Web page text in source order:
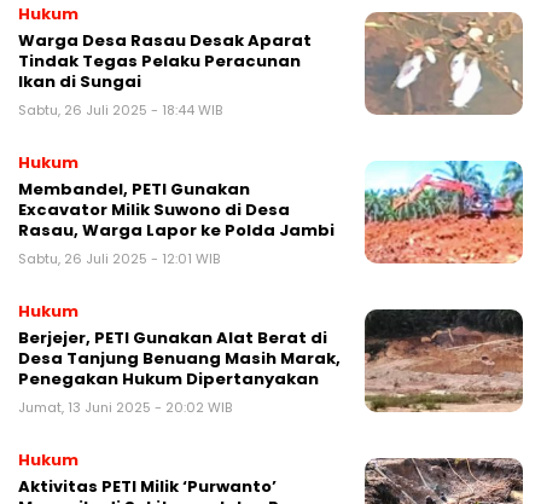
Hukum
Warga Desa Rasau Desak Aparat
Tindak Tegas Pelaku Peracunan
Ikan di Sungai
Sabtu, 26 Juli 2025 - 18:44 WIB
Hukum
Membandel, PETI Gunakan
Excavator Milik Suwono di Desa
Rasau, Warga Lapor ke Polda Jambi
Sabtu, 26 Juli 2025 - 12:01 WIB
Hukum
Berjejer, PETI Gunakan Alat Berat di
Desa Tanjung Benuang Masih Marak,
Penegakan Hukum Dipertanyakan
Jumat, 13 Juni 2025 - 20:02 WIB
Hukum
Aktivitas PETI Milik ‘Purwanto’